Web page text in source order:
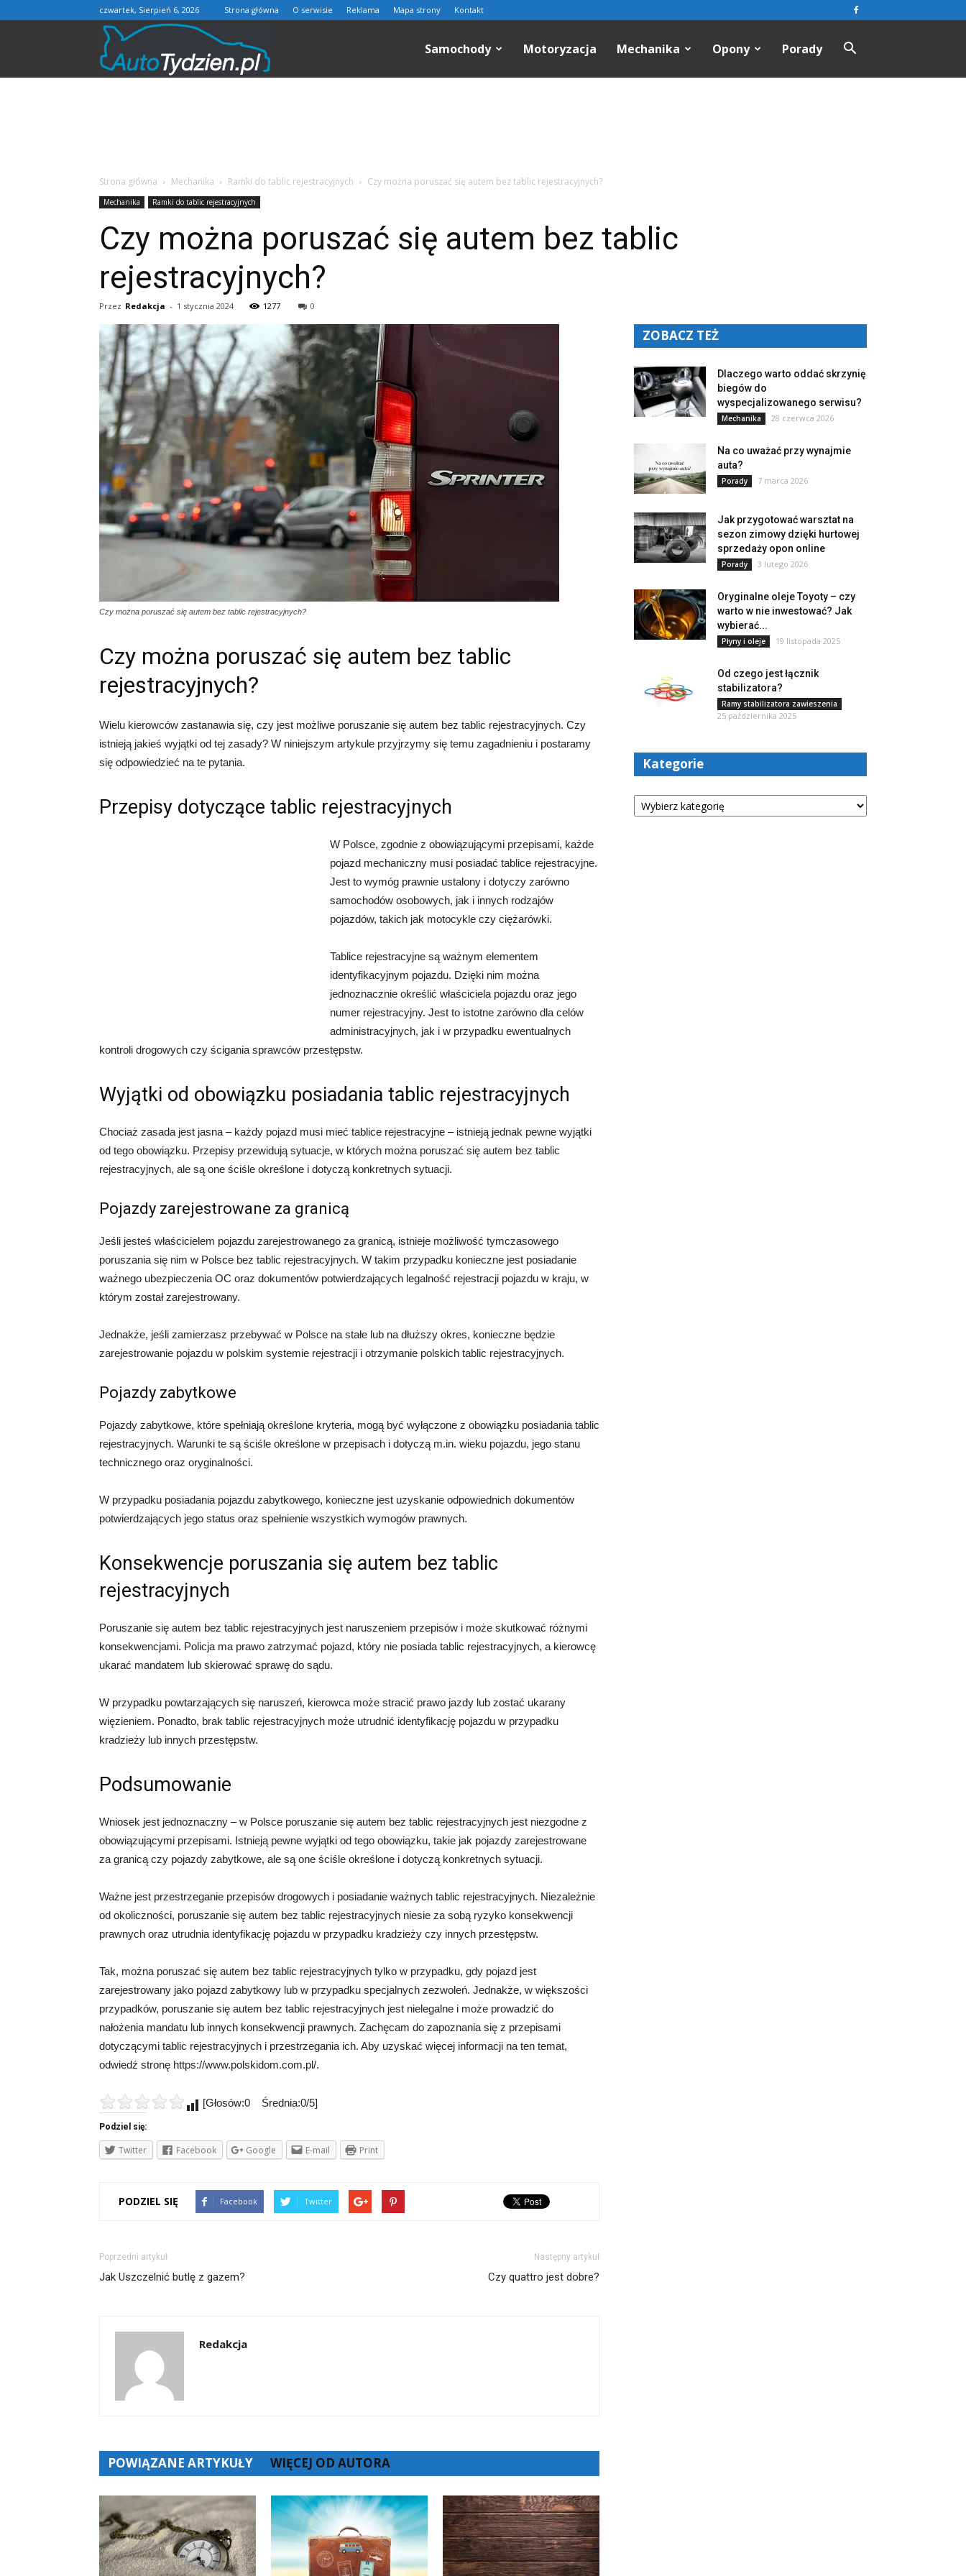
czwartek, Sierpień 6, 2026 Strona główna O serwisie Reklama Mapa strony Kontakt
Samochody Motoryzacja Mechanika Opony Porady
Strona główna Mechanika Ramki do tablic rejestracyjnych Czy można poruszać się autem bez tablic rejestracyjnych?
Mechanika Ramki do tablic rejestracyjnych
Czy można poruszać się autem bez tablic
rejestracyjnych?
Przez Redakcja - 1 stycznia 2024 1277 0
Czy można poruszać się autem bez tablic rejestracyjnych?
Czy można poruszać się autem bez tablic
rejestracyjnych?
Wielu kierowców zastanawia się, czy jest możliwe poruszanie się autem bez tablic rejestracyjnych. Czy
istnieją jakieś wyjątki od tej zasady? W niniejszym artykule przyjrzymy się temu zagadnieniu i postaramy
się odpowiedzieć na te pytania.
Przepisy dotyczące tablic rejestracyjnych
W Polsce, zgodnie z obowiązującymi przepisami, każde
pojazd mechaniczny musi posiadać tablice rejestracyjne.
Jest to wymóg prawnie ustalony i dotyczy zarówno
samochodów osobowych, jak i innych rodzajów
pojazdów, takich jak motocykle czy ciężarówki.
Tablice rejestracyjne są ważnym elementem
identyfikacyjnym pojazdu. Dzięki nim można
jednoznacznie określić właściciela pojazdu oraz jego
numer rejestracyjny. Jest to istotne zarówno dla celów
administracyjnych, jak i w przypadku ewentualnych
kontroli drogowych czy ścigania sprawców przestępstw.
Wyjątki od obowiązku posiadania tablic rejestracyjnych
Chociaż zasada jest jasna – każdy pojazd musi mieć tablice rejestracyjne – istnieją jednak pewne wyjątki
od tego obowiązku. Przepisy przewidują sytuacje, w których można poruszać się autem bez tablic
rejestracyjnych, ale są one ściśle określone i dotyczą konkretnych sytuacji.
Pojazdy zarejestrowane za granicą
Jeśli jesteś właścicielem pojazdu zarejestrowanego za granicą, istnieje możliwość tymczasowego
poruszania się nim w Polsce bez tablic rejestracyjnych. W takim przypadku konieczne jest posiadanie
ważnego ubezpieczenia OC oraz dokumentów potwierdzających legalność rejestracji pojazdu w kraju, w
którym został zarejestrowany.
Jednakże, jeśli zamierzasz przebywać w Polsce na stałe lub na dłuższy okres, konieczne będzie
zarejestrowanie pojazdu w polskim systemie rejestracji i otrzymanie polskich tablic rejestracyjnych.
Pojazdy zabytkowe
Pojazdy zabytkowe, które spełniają określone kryteria, mogą być wyłączone z obowiązku posiadania tablic
rejestracyjnych. Warunki te są ściśle określone w przepisach i dotyczą m.in. wieku pojazdu, jego stanu
technicznego oraz oryginalności.
W przypadku posiadania pojazdu zabytkowego, konieczne jest uzyskanie odpowiednich dokumentów
potwierdzających jego status oraz spełnienie wszystkich wymogów prawnych.
Konsekwencje poruszania się autem bez tablic
rejestracyjnych
Poruszanie się autem bez tablic rejestracyjnych jest naruszeniem przepisów i może skutkować różnymi
konsekwencjami. Policja ma prawo zatrzymać pojazd, który nie posiada tablic rejestracyjnych, a kierowcę
ukarać mandatem lub skierować sprawę do sądu.
W przypadku powtarzających się naruszeń, kierowca może stracić prawo jazdy lub zostać ukarany
więzieniem. Ponadto, brak tablic rejestracyjnych może utrudnić identyfikację pojazdu w przypadku
kradzieży lub innych przestępstw.
Podsumowanie
Wniosek jest jednoznaczny – w Polsce poruszanie się autem bez tablic rejestracyjnych jest niezgodne z
obowiązującymi przepisami. Istnieją pewne wyjątki od tego obowiązku, takie jak pojazdy zarejestrowane
za granicą czy pojazdy zabytkowe, ale są one ściśle określone i dotyczą konkretnych sytuacji.
Ważne jest przestrzeganie przepisów drogowych i posiadanie ważnych tablic rejestracyjnych. Niezależnie
od okoliczności, poruszanie się autem bez tablic rejestracyjnych niesie za sobą ryzyko konsekwencji
prawnych oraz utrudnia identyfikację pojazdu w przypadku kradzieży czy innych przestępstw.
Tak, można poruszać się autem bez tablic rejestracyjnych tylko w przypadku, gdy pojazd jest
zarejestrowany jako pojazd zabytkowy lub w przypadku specjalnych zezwoleń. Jednakże, w większości
przypadków, poruszanie się autem bez tablic rejestracyjnych jest nielegalne i może prowadzić do
nałożenia mandatu lub innych konsekwencji prawnych. Zachęcam do zapoznania się z przepisami
dotyczącymi tablic rejestracyjnych i przestrzegania ich. Aby uzyskać więcej informacji na ten temat,
odwiedź stronę https://www.polskidom.com.pl/.
[Głosów:0 Średnia:0/5]
Podziel się:
Twitter Facebook Google E-mail Print
PODZIEL SIĘ Facebook Twitter
Poprzedni artykuł
Jak Uszczelnić butlę z gazem?
Następny artykuł
Czy quattro jest dobre?
Redakcja
POWIĄZANE ARTYKUŁY WIĘCEJ OD AUTORA
ZOBACZ TEŻ
Dlaczego warto oddać skrzynię
biegów do
wyspecjalizowanego serwisu?
Mechanika 28 czerwca 2026
Na co uważać przy wynajmie
auta?
Porady 7 marca 2026
Jak przygotować warsztat na
sezon zimowy dzięki hurtowej
sprzedaży opon online
Porady 3 lutego 2026
Oryginalne oleje Toyoty – czy
warto w nie inwestować? Jak
wybierać...
Płyny i oleje 19 listopada 2025
Od czego jest łącznik
stabilizatora?
Ramy stabilizatora zawieszenia
25 października 2025
Kategorie
Kategorie